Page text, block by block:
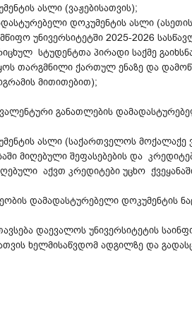
ასლი (ვაჟებისათვის);
დოკუმენტის ასლი (ასეთის
უნივერსიტეტში 2025-2026
სტუდენტთა პირადი საქმე
თარგმნილი ქართულ ენაზე და
მითითებით);
განათლების
ასლი (საქართველოს მოქალაქე
მიღებული შეფასებების და
აქვთ კრედიტები უცხო
დამადასტურებელი დოკუმენტის
დაევალოს უნივერსიტეტის
ხელმისაწვდომ ადგილზე და